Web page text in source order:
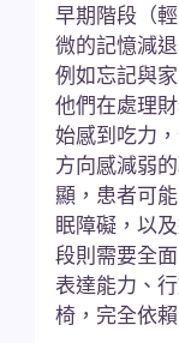
早期階段（
微的記憶減
例如忘記與
他們在處理
始感到吃力
方向感減弱
顯，患者可
眠障礙，以
段則需要全
表達能力、
椅，完全依